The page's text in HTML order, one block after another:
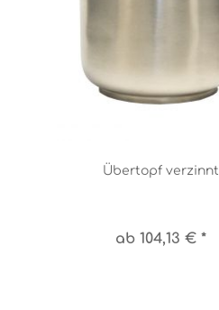
Übertopf verzinnt
ab 104,13 € *